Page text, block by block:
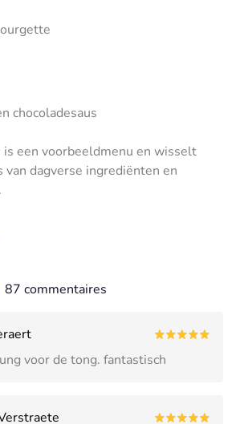
chocoladesaus
is een voorbeeldmenu en wisselt
van dagverse ingrediënten en
87 commentaires
voor de tong. fantastisch